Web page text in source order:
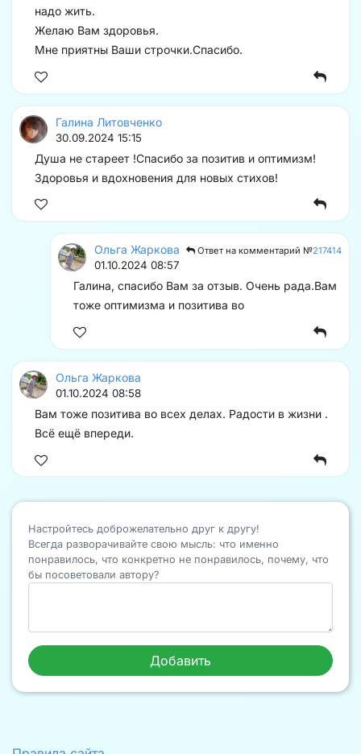
надо жить.
Желаю Вам здоровья.
Мне приятны Ваши строчки.Спасибо.
Галина Литовченко
30.09.2024 15:15
Душа не стареет !Спасибо за позитив и оптимизм!
Здоровья и вдохновения для новых стихов!️
Ольга Жаркова Ответ на комментарий №217414
01.10.2024 08:57
Галина, спасибо Вам за отзыв. Очень рада.Вам
тоже оптимизма и позитива во
Ольга Жаркова
01.10.2024 08:58
Вам тоже позитива во всех делах. Радости в жизни .
Всё ещё впереди.
Настройтесь доброжелательно друг к другу!
Всегда разворачивайте свою мысль: что именно
понравилось, что конкретно не понравилось, почему, что
бы посоветовали автору?